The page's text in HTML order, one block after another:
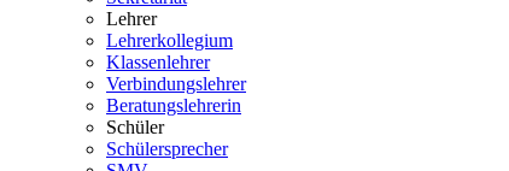
Lehrer
Lehrerkollegium
Klassenlehrer
Verbindungslehrer
Beratungslehrerin
Schüler
Schülersprecher